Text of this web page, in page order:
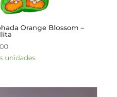
Orange Blossom –
unidades